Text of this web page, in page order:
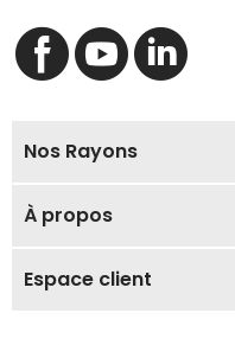
Nos Rayons
À propos
Espace client